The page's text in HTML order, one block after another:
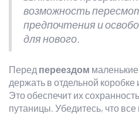
возможность
предпочтения и
для нового.
Перед переездом
держать в отдельной
Это обеспечит их
путаницы. Убедитесь, что